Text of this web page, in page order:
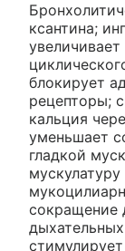
ксантина;
блокирует
рецепторы;
кальция
уменьшает
гладкой
мускулатуру
сокращение